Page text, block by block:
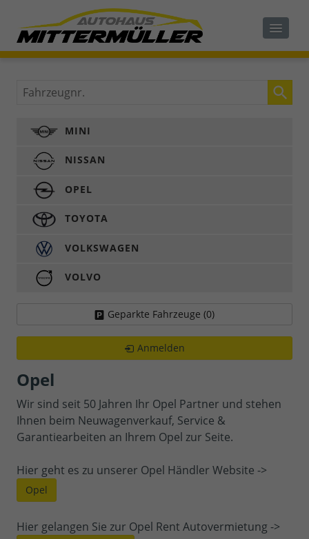
Opel
Wir sind seit 50 Jahren Ihr Opel Partner und stehen
Ihnen beim Neuwagenverkauf, Service &
Garantiearbeiten an Ihrem Opel zur Seite.
Hier geht es zu unserer Opel Händler Website ->
Opel
Hier gelangen Sie zur Opel Rent Autovermietung ->
Fahrzeugnr.
MINI
NISSAN
OPEL
TOYOTA
VOLKSWAGEN
VOLVO
Geparkte Fahrzeuge (0)
Anmelden